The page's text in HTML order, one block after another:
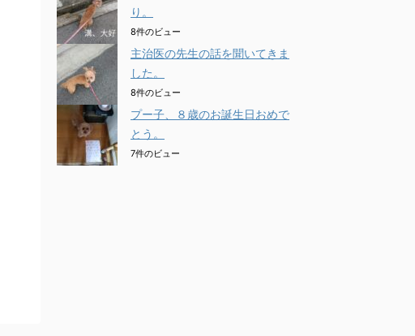
り。
8件のビュー
主治医の先生の話を聞いてきま
した。
8件のビュー
プー子、８歳のお誕生日おめで
とう。
7件のビュー